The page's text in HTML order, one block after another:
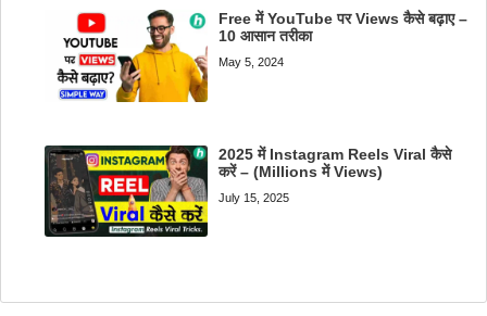
Free में YouTube पर Views कैसे बढ़ाए –
10 आसान तरीका
May 5, 2024
2025 में Instagram Reels Viral कैसे
करें – (Millions में Views)
July 15, 2025